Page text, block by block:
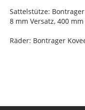
Sattelstütze:
8 mm Versatz, 400
Räder: Bontrager